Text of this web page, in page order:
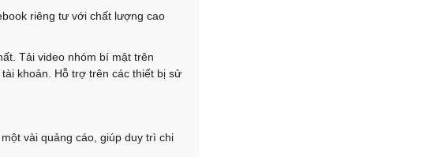
riêng tư với chất lượng cao
Tải video nhóm bí mật trên
khoản. Hỗ trợ trên các thiết bị sử
vài quảng cáo, giúp duy trì chi